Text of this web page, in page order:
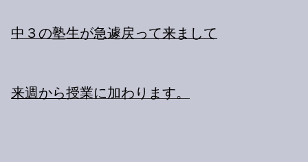
中３の塾生が急遽戻って来まして
来週から授業に加わります。